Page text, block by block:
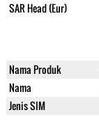
SAR Head (Eur)
Nama Produk
Nama
Jenis SIM